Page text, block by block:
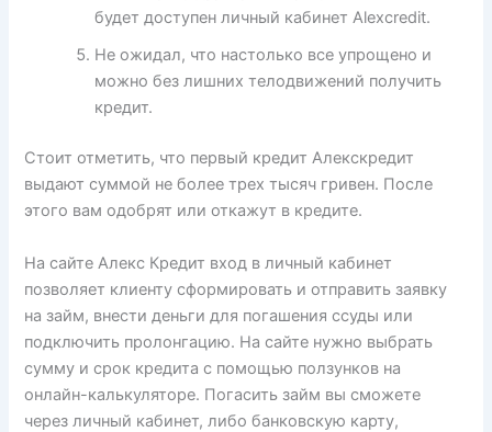
будет доступен личный кабинет Alexcredit.
Не ожидал, что настолько все упрощено и
можно без лишних телодвижений получить
кредит.
Стоит отметить, что первый кредит Алекскредит
выдают суммой не более трех тысяч гривен. После
этого вам одобрят или откажут в кредите.
На сайте Алекс Кредит вход в личный кабинет
позволяет клиенту сформировать и отправить заявку
на займ, внести деньги для погашения ссуды или
подключить пролонгацию. На сайте нужно выбрать
сумму и срок кредита с помощью ползунков на
онлайн-калькуляторе. Погасить займ вы сможете
через личный кабинет, либо банковскую карту,